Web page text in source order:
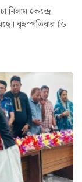
নিলাম কেন্দ্রে
বৃহস্পতিবার (৬